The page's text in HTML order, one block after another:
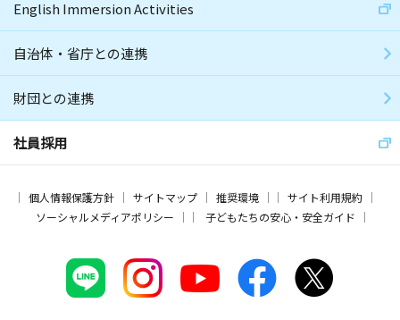
English Immersion Activities
自治体・省庁との連携
財団との連携
社員採用
個人情報保護方針 サイトマップ 推奨環境
サイト利用規約
ソーシャルメディアポリシー
子どもたちの安心・安全ガイド